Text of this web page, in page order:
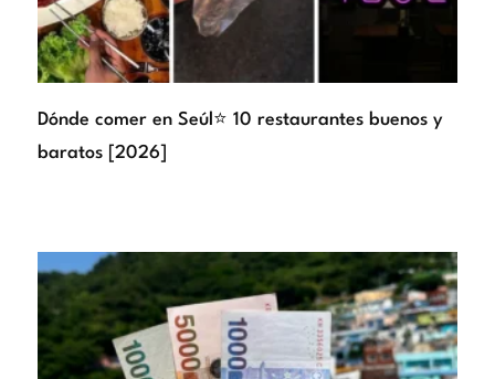
Dónde comer en Seúl⭐ 10 restaurantes buenos y
baratos [2026]